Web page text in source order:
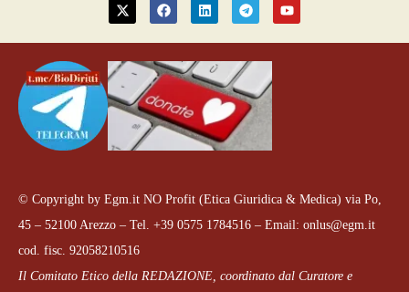
© Copyright by Egm.it NO Profit (Etica Giuridica & Medica) via Po,
45 – 52100 Arezzo – Tel. +39 0575 1784516 – Email: onlus@egm.it
cod. fisc. 92058210516
Il Comitato Etico della REDAZIONE, coordinato dal Curatore e